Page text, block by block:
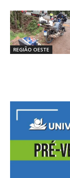
REGIÃO OESTE